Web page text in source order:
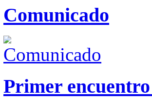
Comunicado
Primer